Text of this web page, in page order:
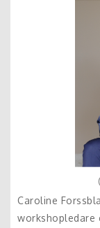
Caroline
workshopledare